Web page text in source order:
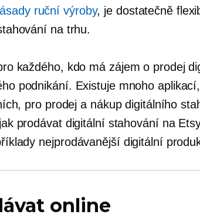
ruční výroby, je dostatečně
na trhu.
každého, kdo má zájem o prodej
podnikání. Existuje mnoho aplikací,
pro prodej a nákup digitálního
prodávat digitální stahování na
nejprodávanějšídigitální
online